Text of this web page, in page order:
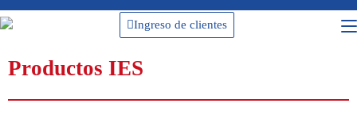
Ingreso de clientes
Productos IES